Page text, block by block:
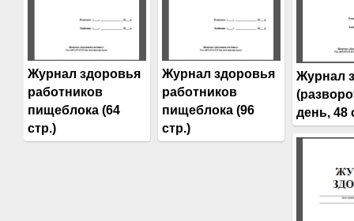
Журнал здоровья
работников
пищеблока (64
стр.)
Журнал здоровья
работников
пищеблока (96
стр.)
Журнал
день, 48